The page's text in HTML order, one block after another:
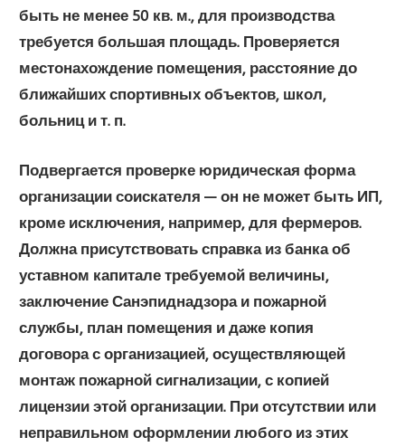
быть не менее 50 кв. м., для производства
требуется большая площадь. Проверяется
местонахождение помещения, расстояние до
ближайших спортивных объектов, школ,
больниц и т. п.
Подвергается проверке юридическая форма
организации соискателя — он не может быть ИП,
кроме исключения, например, для фермеров.
Должна присутствовать справка из банка об
уставном капитале требуемой величины,
заключение Санэпиднадзора и пожарной
службы, план помещения и даже копия
договора с организацией, осуществляющей
монтаж пожарной сигнализации, с копией
лицензии этой организации. При отсутствии или
неправильном оформлении любого из этих